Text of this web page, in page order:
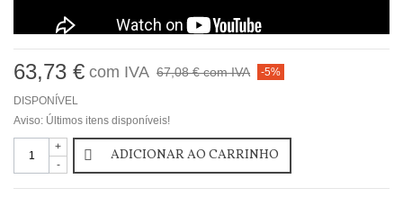
63,73 € com IVA 67,08 €com IVA -5%
DISPONÍVEL
Aviso: Últimos itens disponíveis!
-
+ ADICIONAR AO CARRINHO